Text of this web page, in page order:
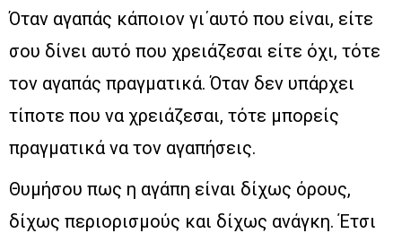
Όταν αγαπάς κάποιον γι΄αυτό που είναι, είτε
σου δίνει αυτό που χρειάζεσαι είτε όχι, τότε
τον αγαπάς πραγματικά. Όταν δεν υπάρχει
τίποτε που να χρειάζεσαι, τότε μπορείς
πραγματικά να τον αγαπήσεις.
Θυμήσου πως η αγάπη είναι δίχως όρους,
δίχως περιορισμούς και δίχως ανάγκη. Έτσι